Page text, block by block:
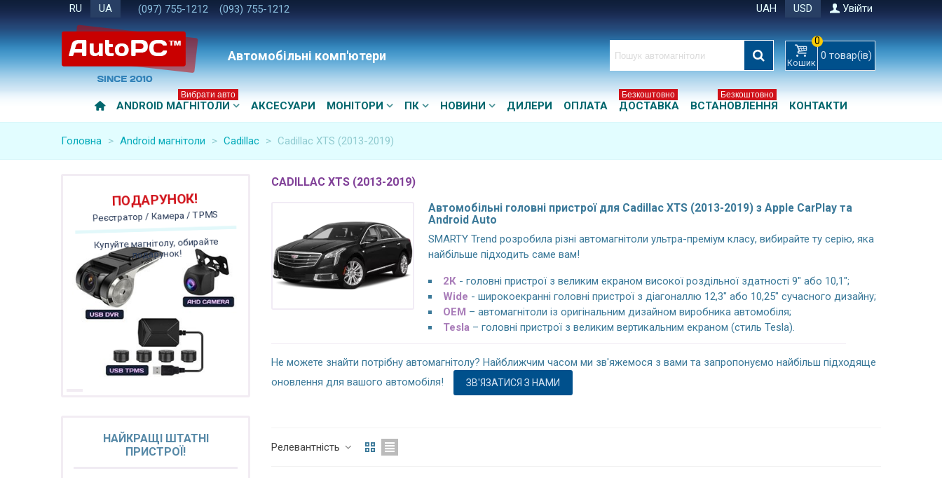
RU UA (097) 755-1212 (093) 755-1212 UAH USD Увійти
Автомобільні комп'ютери Кошик
0
0 товар(ів)
ANDROID МАГНІТОЛИ
Вибрати авто
АКСЕСУАРИ МОНІТОРИ ПК НОВИНИ ДИЛЕРИ ОПЛАТА ДОСТАВКА
Безкоштовно
ВСТАНОВЛЕННЯ
Безкоштовно
КОНТАКТИ
Головна > Android магнітоли > Cadillac > Cadillac XTS (2013-2019)
ПОДАРУНОК!
Реєстратор / Камера / TPMS
Купуйте магнітолу, обирайте
подарунок!
НАЙКРАЩІ ШТАТНІ
ПРИСТРОЇ!
CADILLAC XTS (2013-2019)
Автомобільні головні пристрої для Cadillac XTS (2013-2019) з Apple CarPlay та
Android Auto
SMARTY Trend розробила різні автомагнітоли ультра-преміум класу, вибирайте ту серію, яка
найбільше підходить саме вам!
2К - головні пристрої з великим екраном високої роздільної здатності 9" або 10,1";
Wide - широкоекранні головні пристрої з діагоналлю 12,3" або 10,25" сучасного дизайну;
OEM – автомагнітоли із оригінальним дизайном виробника автомобіля;
Tesla – головні пристрої з великим вертикальним екраном (стиль Tesla).
Не можете знайти потрібну автомагнітолу? Найближчим часом ми зв'яжемося з вами та запропонуємо найбільш підходяще
оновлення для вашого автомобіля!
ЗВ'ЯЗАТИСЯ З НАМИ
Релевантність